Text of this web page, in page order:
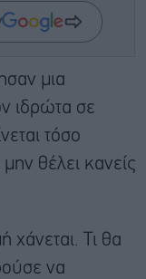
μια
ιδρώτα σε
τόσο
θέλει κανείς
χάνεται. Τι θα
να